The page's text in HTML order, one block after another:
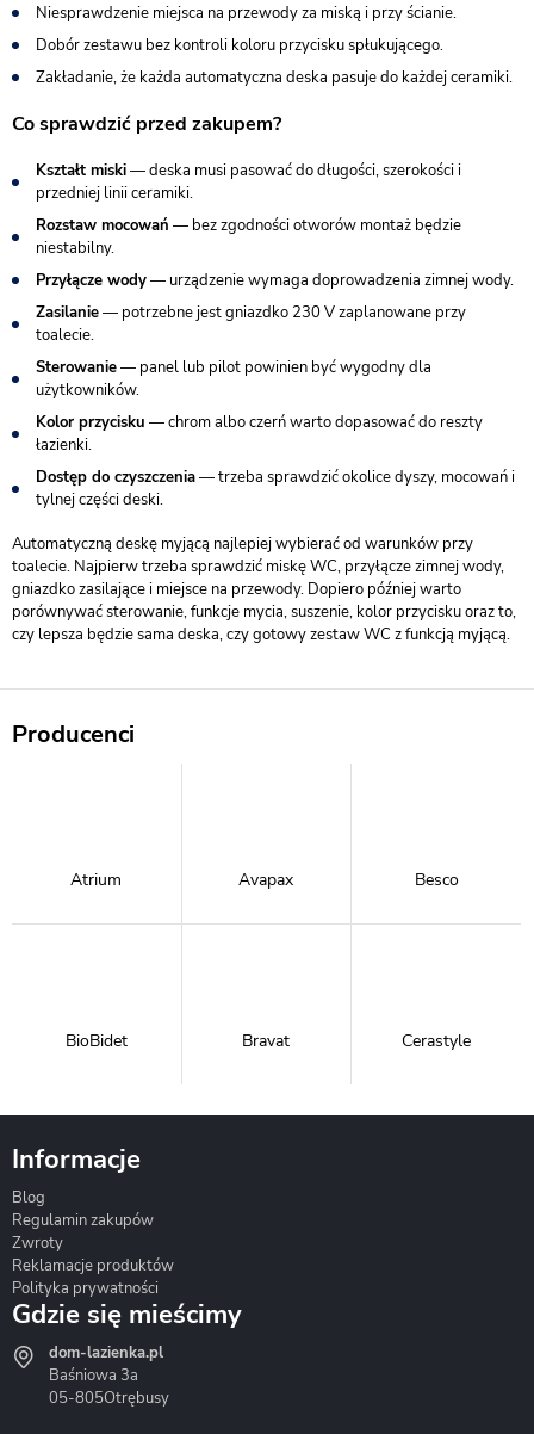
Niesprawdzenie miejsca na przewody za miską i przy ścianie.
Dobór zestawu bez kontroli koloru przycisku spłukującego.
Zakładanie, że każda automatyczna deska pasuje do każdej ceramiki.
Co sprawdzić przed zakupem?
Kształt miski— deska musi pasować do długości, szerokości i
przedniej linii ceramiki.
Rozstaw mocowań — bez zgodności otworów montaż będzie
niestabilny.
Przyłącze wody— urządzenie wymaga doprowadzenia zimnej wody.
Zasilanie— potrzebne jest gniazdko 230 V zaplanowane przy
toalecie.
Sterowanie— panel lub pilot powinien być wygodny dla
użytkowników.
Kolor przycisku — chrom albo czerń warto dopasować do reszty
łazienki.
Dostęp do czyszczenia— trzeba sprawdzić okolice dyszy, mocowań i
tylnej części deski.
Automatyczną deskę myjącą najlepiej wybierać od warunków przy
toalecie. Najpierw trzeba sprawdzić miskę WC, przyłącze zimnej wody,
gniazdko zasilające i miejsce na przewody. Dopiero później warto
porównywać sterowanie, funkcje mycia, suszenie, kolor przycisku oraz to,
czy lepsza będzie sama deska, czy gotowy zestaw WC z funkcją myjącą.
Producenci
Atrium Avapax Besco
BioBidet Bravat Cerastyle
Hydrostop
Informacje
Blog
Regulamin zakupów
Zwroty
Reklamacje produktów
Polityka prywatności
Gdzie się mieścimy
dom-lazienka.pl
Baśniowa 3a
05-805Otrębusy